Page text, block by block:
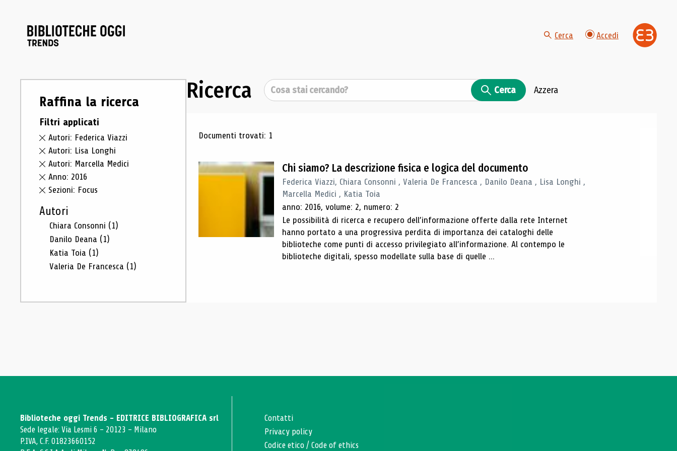
Cerca Accedi
Raffina la ricerca
Filtri applicati
Autori: Federica Viazzi
Autori: Lisa Longhi
Autori: Marcella Medici
Anno: 2016
Sezioni: Focus
Autori
Chiara Consonni (1)
Danilo Deana (1)
Katia Toia (1)
Valeria De Francesca (1)
Ricerca Cerca Cerca Azzera
Risultati di ricerca
Documenti trovati: 1
Chi siamo? La descrizione fisica e logica del documento
Federica Viazzi, Chiara Consonni , Valeria De Francesca , Danilo Deana , Lisa Longhi ,
Marcella Medici , Katia Toia
anno: 2016, volume: 2, numero: 2
Le possibilità di ricerca e recupero dell’informazione offerte dalla rete Internet
hanno portato a una progressiva perdita di importanza dei cataloghi delle
biblioteche come punti di accesso privilegiato all’informazione. Al contempo le
biblioteche digitali, spesso modellate sulla base di quelle ...
Biblioteche oggi Trends - EDITRICE BIBLIOGRAFICA srl
Sede legale: Via Lesmi 6 - 20123 - Milano
P.IVA, C.F. 01823660152
Contatti
Privacy policy
Codice etico /Code of ethics